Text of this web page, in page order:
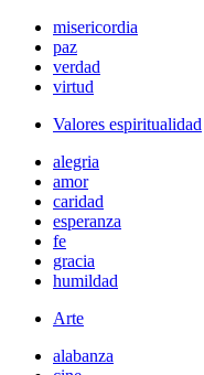
misericordia
paz
verdad
virtud
Valores espiritualidad
alegria
amor
caridad
esperanza
fe
gracia
humildad
Arte
alabanza